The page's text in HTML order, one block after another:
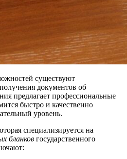
существуют
документов об
предлагает профессиональные
быстро и качественно
уровень.
специализируется на
бланков государственного